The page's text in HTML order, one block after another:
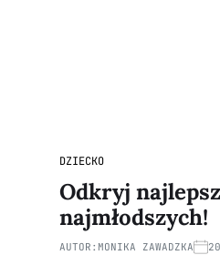
DZIECKO
Odkryj
najmłodszych!
AUTOR: MONIKA ZAWADZKA